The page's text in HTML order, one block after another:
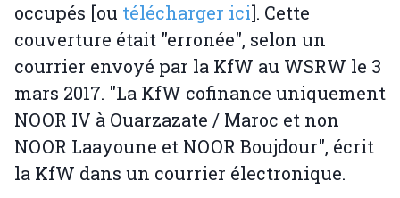
occupés [ou télécharger ici]. Cette
couverture était "erronée", selon un
courrier envoyé par la KfW au WSRW le 3
mars 2017. "La KfW cofinance uniquement
NOOR IV à Ouarzazate / Maroc et non
NOOR Laayoune et NOOR Boujdour", écrit
la KfW dans un courrier électronique.